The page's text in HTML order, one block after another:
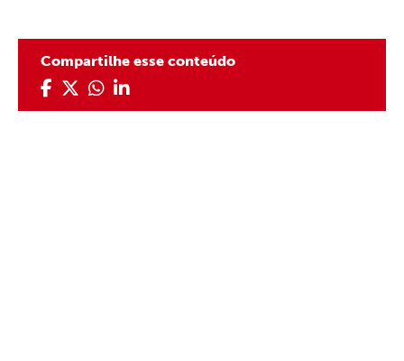
Compartilhe esse conteúdo